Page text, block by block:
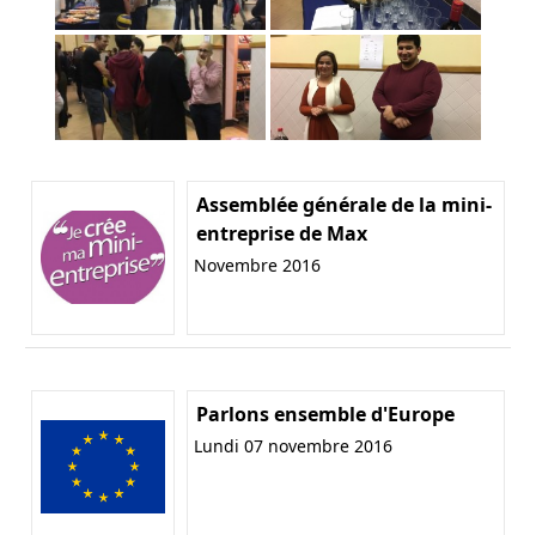
Assemblée générale de la mini-
entreprise de Max
Novembre 2016
Parlons ensemble d'Europe
Lundi 07 novembre 2016